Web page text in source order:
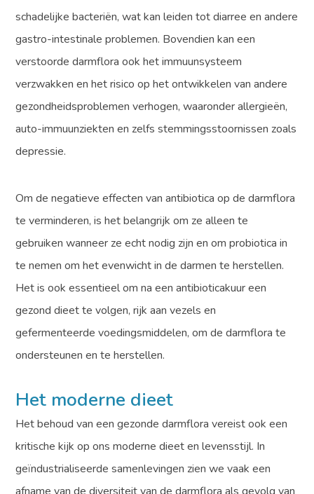
schadelijke bacteriën, wat kan leiden tot diarree en andere
gastro-intestinale problemen. Bovendien kan een
verstoorde darmflora ook het immuunsysteem
verzwakken en het risico op het ontwikkelen van andere
gezondheidsproblemen verhogen, waaronder allergieën,
auto-immuunziekten en zelfs stemmingsstoornissen zoals
depressie.
Om de negatieve effecten van antibiotica op de darmflora
te verminderen, is het belangrijk om ze alleen te
gebruiken wanneer ze echt nodig zijn en om probiotica in
te nemen om het evenwicht in de darmen te herstellen.
Het is ook essentieel om na een antibioticakuur een
gezond dieet te volgen, rijk aan vezels en
gefermenteerde voedingsmiddelen, om de darmflora te
ondersteunen en te herstellen.
Het moderne dieet
Het behoud van een gezonde darmflora vereist ook een
kritische kijk op ons moderne dieet en levensstijl. In
geïndustrialiseerde samenlevingen zien we vaak een